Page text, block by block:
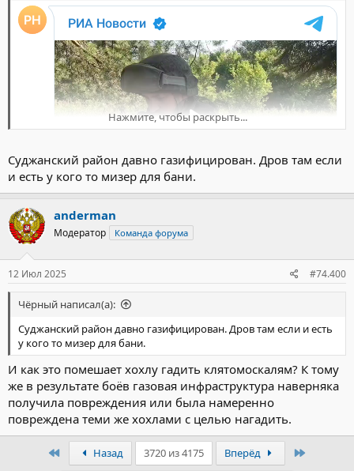
Нажмите, чтобы раскрыть...
Суджанский район давно газифицирован. Дров там если
и есть у кого то мизер для бани.
anderman
Модератор Команда форума
12 Июл 2025 #74.400
Чёрный написал(а):
Суджанский район давно газифицирован. Дров там если и есть
у кого то мизер для бани.
И как это помешает хохлу гадить клятомоскалям? К тому
же в результате боёв газовая инфраструктура наверняка
получила повреждения или была намеренно
повреждена теми же хохлами с целью нагадить.
ПервыйНазад 3720 из 4175 Вперёд